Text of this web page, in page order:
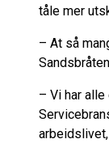
tåle mer
– At så
Sandsbråten
– Vi har